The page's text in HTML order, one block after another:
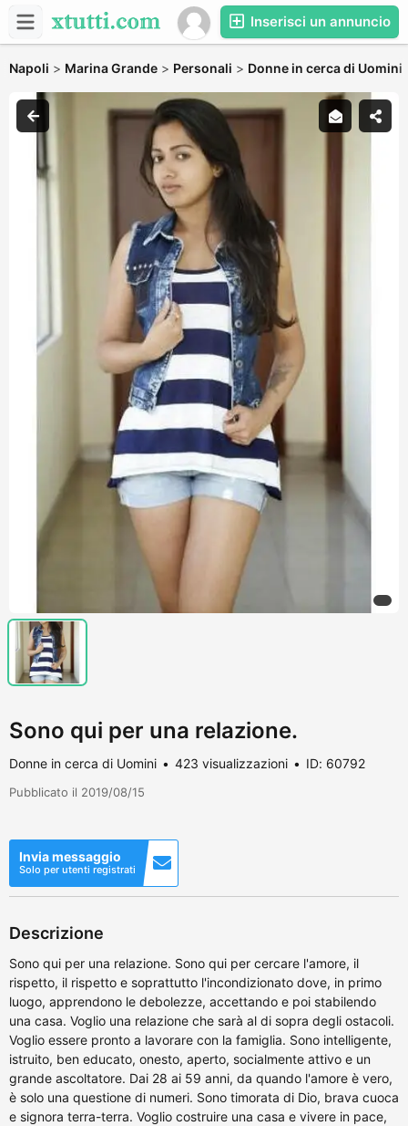
Inserisci un annuncio
Napoli > Marina Grande > Personali > Donne in cerca di Uomini
Sono qui per una relazione.
Donne in cerca di Uomini 423 visualizzazioni ID: 60792
Pubblicato il 2019/08/15
Invia messaggio
Solo per utenti registrati
Descrizione
Sono qui per una relazione. Sono qui per cercare l'amore, il
rispetto, il rispetto e soprattutto l'incondizionato dove, in primo
luogo, apprendono le debolezze, accettando e poi stabilendo
una casa. Voglio una relazione che sarà al di sopra degli ostacoli.
Voglio essere pronto a lavorare con la famiglia. Sono intelligente,
istruito, ben educato, onesto, aperto, socialmente attivo e un
grande ascoltatore. Dai 28 ai 59 anni, da quando l'amore è vero,
è solo una questione di numeri. Sono timorata di Dio, brava cuoca
e signora terra-terra. Voglio costruire una casa e vivere in pace,